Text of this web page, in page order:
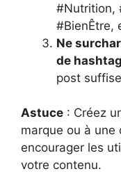
#Nutrition,
#BienÊtre,
Ne
de
post
Astuce : Créez
marque ou à une
encourager les
votre contenu.